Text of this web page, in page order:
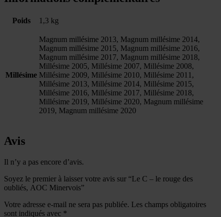
Poids 1,3 kg
Millésime
Magnum millésime 2013, Magnum millésime 2014,
Magnum millésime 2015, Magnum millésime 2016,
Magnum millésime 2017, Magnum millésime 2018,
Millésime 2005, Millésime 2007, Millésime 2008,
Millésime 2009, Millésime 2010, Millésime 2011,
Millésime 2013, Millésime 2014, Millésime 2015,
Millésime 2016, Millésime 2017, Millésime 2018,
Millésime 2019, Millésime 2020, Magnum millésime
2019, Magnum millésime 2020
Avis
Il n’y a pas encore d’avis.
Soyez le premier à laisser votre avis sur “Le C – le rouge des
oubliés, AOC Minervois”
Votre adresse e-mail ne sera pas publiée. Les champs obligatoires
sont indiqués avec *